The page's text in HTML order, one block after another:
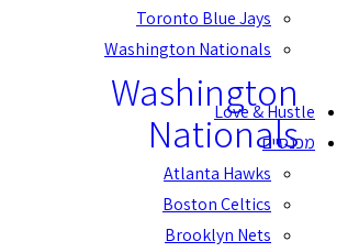
Washington
Nationals
Toronto Blue Jays
Washington Nationals
Love & Hustle
מכנסיים
Atlanta Hawks
Boston Celtics
Brooklyn Nets